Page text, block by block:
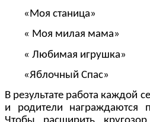
«Моя станица»
« Моя милая мама»
« Любимая игрушка»
«Яблочный Спас»
В результате работа каждой
и родители награждаются